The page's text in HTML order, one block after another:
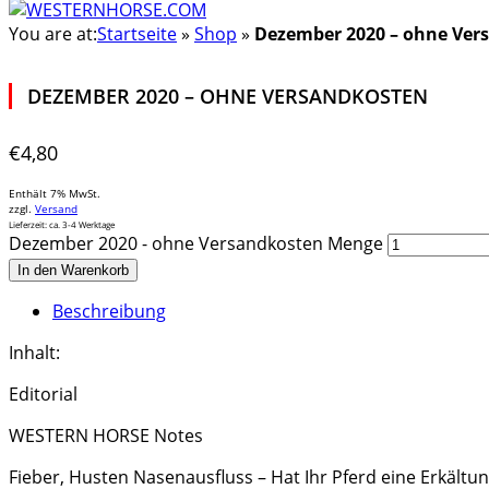
You are at:Startseite» Shop » Dezember 2020 – ohne
DEZEMBER 2020 – OHNE VERSANDKOSTEN
€4,80
Enthält 7% MwSt.
zzgl. Versand
Lieferzeit: ca. 3-4 Werktage
Dezember 2020 - ohne Versandkosten Menge
In den Warenkorb
Beschreibung
Inhalt:
Editorial
WESTERN HORSE Notes
Fieber, Husten Nasenausfluss – Hat Ihr Pferd eine